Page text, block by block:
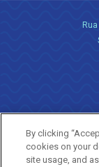
By clicking
cookies on your
site usage, and